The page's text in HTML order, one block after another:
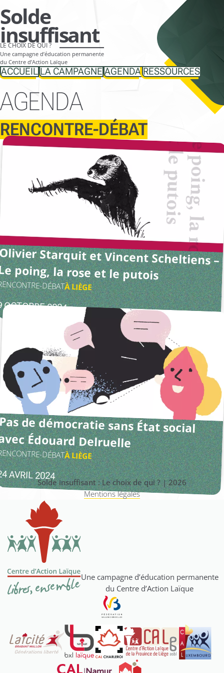
Aller
directement
vers
le
contenu
Solde
insuffisant
LE CHOIX DE QUI ?
Une campagne d’éducation permanente
du Centre d’Action Laïque
ACCUEILLA CAMPAGNE AGENDA RESSOURCES
AGENDA
RENCONTRE-DÉBAT
Starquit et Vincent Scheltiens –
poing, la rose et le putois
DÉBATÀLIÈGE
OCTOBRE 2024
de démocratie sans État social
Édouard Delruelle
DÉBATÀLIÈGE
AVRIL 2024
Solde insuffisant : Le choix de qui ? | 2026
Mentions légales
Une campagne d’éducation permanente
du Centre d’Action Laïque